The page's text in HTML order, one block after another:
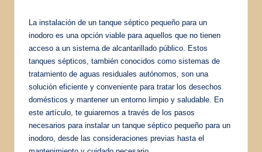
La instalación de un tanque séptico pequeño para un
inodoro es una opción viable para aquellos que no tienen
acceso a un sistema de alcantarillado público. Estos
tanques sépticos, también conocidos como sistemas de
tratamiento de aguas residuales autónomos, son una
solución eficiente y conveniente para tratar los desechos
domésticos y mantener un entorno limpio y saludable. En
este artículo, te guiaremos a través de los pasos
necesarios para instalar un tanque séptico pequeño para un
inodoro, desde las consideraciones previas hasta el